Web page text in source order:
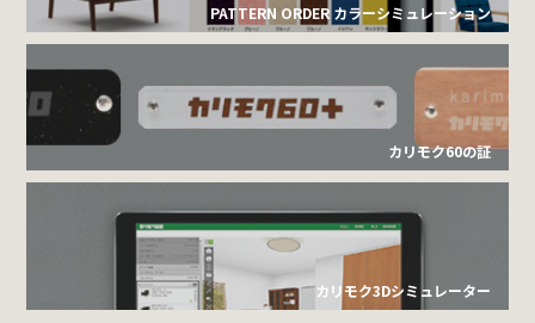
PATTERN ORDER カラーシミュレーション
カリモク60の証
カリモク3Dシミュレーター